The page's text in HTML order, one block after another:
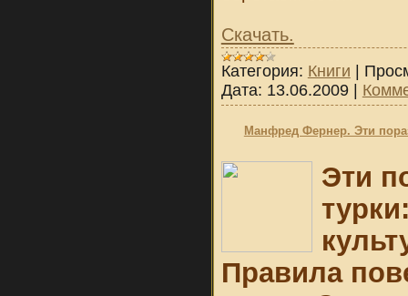
Скачать.
Категория: Книги |
Дата: 13.06.2009 |
Манфред Фернер. Эти
Эти
Правила